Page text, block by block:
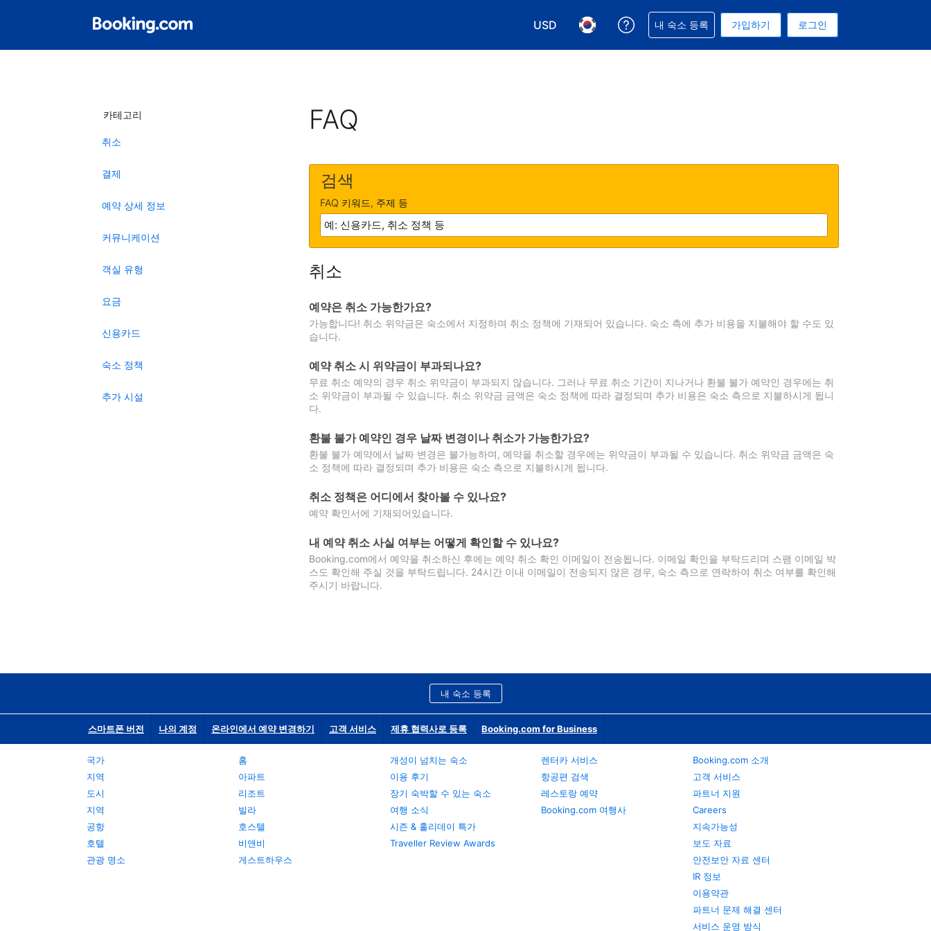
USD
통화 선택. 현재 선택된 통화는 미국 달러입니다
언어 선택. 현재 선택된 언어는 한국어입니다
예약과 관련해 도움을 받으실 수 있습니다
내 숙소 등록 가입하기 로그인
카테고리
취소
결제
예약 상세 정보
커뮤니케이션
객실 유형
요금
신용카드
숙소 정책
추가 시설
FAQ
검색
FAQ 키워드, 주제 등
취소
예약은 취소 가능한가요?
가능합니다! 취소 위약금은 숙소에서 지정하며 취소 정책에 기재되어 있습니다. 숙소 측에 추가 비용을 지불해야 할 수도 있
습니다.
예약 취소 시 위약금이 부과되나요?
무료 취소 예약의 경우 취소 위약금이 부과되지 않습니다. 그러나 무료 취소 기간이 지나거나 환불 불가 예약인 경우에는 취
소 위약금이 부과될 수 있습니다. 취소 위약금 금액은 숙소 정책에 따라 결정되며 추가 비용은 숙소 측으로 지불하시게 됩니
다.
환불 불가 예약인 경우 날짜 변경이나 취소가 가능한가요?
환불 불가 예약에서 날짜 변경은 불가능하며, 예약을 취소할 경우에는 위약금이 부과될 수 있습니다. 취소 위약금 금액은 숙
소 정책에 따라 결정되며 추가 비용은 숙소 측으로 지불하시게 됩니다.
취소 정책은 어디에서 찾아볼 수 있나요?
예약 확인서에 기재되어있습니다.
내 예약 취소 사실 여부는 어떻게 확인할 수 있나요?
Booking.com에서 예약을 취소하신 후에는 예약 취소 확인 이메일이 전송됩니다. 이메일 확인을 부탁드리며 스팸 이메일 박
스도 확인해 주실 것을 부탁드립니다. 24시간 이내 이메일이 전송되지 않은 경우, 숙소 측으로 연락하여 취소 여부를 확인해
주시기 바랍니다.
내 숙소 등록
스마트폰 버전 나의 계정 온라인에서 예약 변경하기 고객 서비스 제휴 협력사로 등록 Booking.com for Business
국가
지역
도시
지역
공항
호텔
관광 명소
홈
아파트
리조트
빌라
호스텔
비앤비
게스트하우스
개성이 넘치는 숙소
이용 후기
장기 숙박할 수 있는 숙소
여행 소식
시즌 & 홀리데이 특가
Traveller Review Awards
렌터카 서비스
항공편 검색
레스토랑 예약
Booking.com 여행사
Booking.com 소개
고객 서비스
파트너 지원
Careers
지속가능성
보도 자료
안전보안 자료 센터
IR 정보
이용약관
파트너 문제 해결 센터
서비스 운영 방식